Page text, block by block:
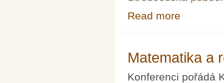
Read more
Matematika a
Konferenci pořádá